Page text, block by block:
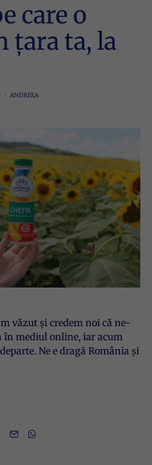
care o
țara ta, la
ANDREEA
văzut și credem noi că ne-
în mediul online, iar acum
Ne e dragă România și